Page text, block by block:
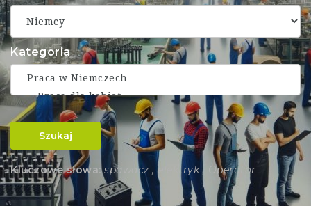
Kategoria
Szukaj
Kluczowe słowa: spawacz , elektryk , Operator